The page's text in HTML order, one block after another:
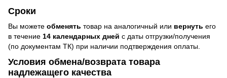
Сроки
Вы можете обменять товар на аналогичный или вернуть его
в течение 14 календарных дней с даты отгрузки/получения
(по документам ТК) при наличии подтверждения оплаты.
Условия обмена/возврата товара
надлежащего качества